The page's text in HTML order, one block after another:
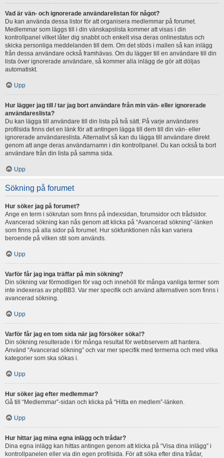
Vad är vän- och ignorerade användarelistan för något?
Du kan använda dessa listor för att organisera medlemmar på forumet.
Medlemmar som läggs till i din vänskapslista kommer att visas i din
kontrollpanel vilket låter dig snabbt och enkelt visa deras onlinestatus och
skicka personliga meddelanden till dem. Om det stöds i mallen så kan inlägg
från dessa användare också framhävas. Om du lägger till en användare till din
lista över ignorerade användare, så kommer alla inlägg de gör att döljas
automatiskt.
Upp
Hur lägger jag till / tar jag bort användare från min vän- eller ignorerade
användareslista?
Du kan lägga till användare till din lista på två sätt. På varje användares
profilsida finns det en länk för att antingen lägga till dem till din vän- eller
ignorerade användareslista. Alternativt så kan du lägga till användare direkt
genom att ange deras användarnamn i din kontrollpanel. Du kan också ta bort
användare från din lista på samma sida.
Upp
Sökning på forumet
Hur söker jag på forumet?
Ange en term i sökrutan som finns på indexsidan, forumsidor och trådsidor.
Avancerad sökning kan nås genom att klicka på “Avancerad sökning”-länken
som finns på alla sidor på forumet. Hur sökfunktionen nås kan variera
beroende på vilken stil som används.
Upp
Varför får jag inga träffar på min sökning?
Din sökning var förmodligen för vag och innehöll för många vanliga termer som
inte indexeras av phpBB3. Var mer specifik och använd alternativen som finns i
avancerad sökning.
Upp
Varför får jag en tom sida när jag försöker söka!?
Din sökning resulterade i för många resultat för webbservern att hantera.
Använd “Avancerad sökning” och var mer specifik med termerna och med vilka
kategorier som ska sökas i.
Upp
Hur söker jag efter medlemmar?
Gå till “Medlemmar”-sidan och klicka på “Hitta en medlem”-länken.
Upp
Hur hittar jag mina egna inlägg och trådar?
Dina egna inlägg kan hittas antingen genom att klicka på “Visa dina inlägg” i
kontrollpanelen eller via din egen profilsida. För att söka efter dina trådar,